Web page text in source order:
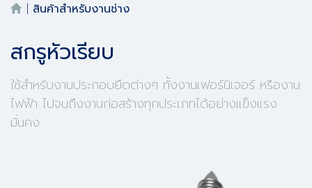
| สินค้าสำหรับงานช่าง
สกรูหัวเรียบ
ใช้สำหรับงานประกอบยึดต่างๆ ทั้งงานเฟอร์นิเจอร์ หรืองาน
ไฟฟ้า ไปจนถึงงานก่อสร้างทุกประเภทได้อย่างแข็งแรง
มั่นคง